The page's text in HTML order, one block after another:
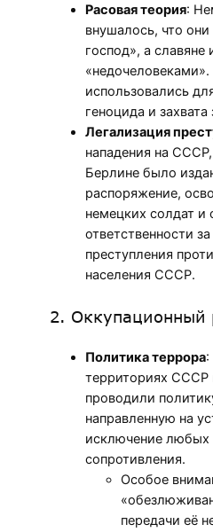
Расовая теория:
внушалось, что
господ», а
использовались
геноцида и захвата
Легализация
нападения на
Берлине было
распоряжение,
немецких солдат и
ответственности
преступления
населения СССР.
2. Оккупационный
Политика террора:
территориях СССР
проводили
направленную на
исключение любых
сопротивления.
Особое
передачи её